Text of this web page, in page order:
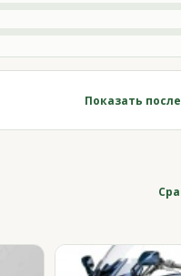
Показать